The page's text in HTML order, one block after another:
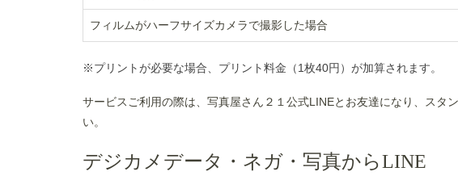
フィルムがハーフサイズカメラで撮影した場合
※プリントが必要な場合、プリント料金（1枚40円）が加算されます。
サービスご利用の際は、写真屋さん２１公式LINEとお友達になり、スタ
い。
デジカメデータ・ネガ・写真からLINE